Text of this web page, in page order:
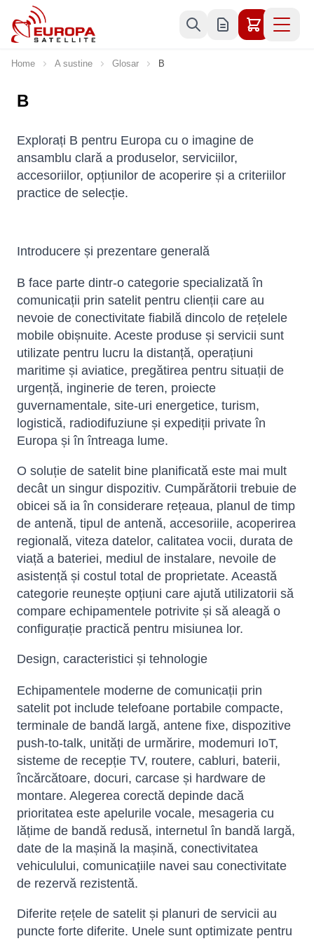
Skip to Content
Home A sustine Glosar B
B
Explorați B pentru Europa cu o imagine de
ansamblu clară a produselor, serviciilor,
accesoriilor, opțiunilor de acoperire și a criteriilor
practice de selecție.
Introducere și prezentare generală
B face parte dintr-o categorie specializată în
comunicații prin satelit pentru clienții care au
nevoie de conectivitate fiabilă dincolo de rețelele
mobile obișnuite. Aceste produse și servicii sunt
utilizate pentru lucru la distanță, operațiuni
maritime și aviatice, pregătirea pentru situații de
urgență, inginerie de teren, proiecte
guvernamentale, site-uri energetice, turism,
logistică, radiodifuziune și expediții private în
Europa și în întreaga lume.
O soluție de satelit bine planificată este mai mult
decât un singur dispozitiv. Cumpărătorii trebuie de
obicei să ia în considerare rețeaua, planul de timp
de antenă, tipul de antenă, accesoriile, acoperirea
regională, viteza datelor, calitatea vocii, durata de
viață a bateriei, mediul de instalare, nevoile de
asistență și costul total de proprietate. Această
categorie reunește opțiuni care ajută utilizatorii să
compare echipamentele potrivite și să aleagă o
configurație practică pentru misiunea lor.
Design, caracteristici și tehnologie
Echipamentele moderne de comunicații prin
satelit pot include telefoane portabile compacte,
terminale de bandă largă, antene fixe, dispozitive
push-to-talk, unități de urmărire, modemuri IoT,
sisteme de recepție TV, routere, cabluri, baterii,
încărcătoare, docuri, carcase și hardware de
montare. Alegerea corectă depinde dacă
prioritatea este apelurile vocale, mesageria cu
lățime de bandă redusă, internetul în bandă largă,
date de la mașină la mașină, conectivitatea
vehiculului, comunicațiile navei sau conectivitate
de rezervă rezistentă.
Diferite rețele de satelit și planuri de servicii au
puncte forte diferite. Unele sunt optimizate pentru